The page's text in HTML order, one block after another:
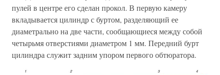
пулей в центре его сделан прокол. В первую камеру
вкладывается цилиндр с буртом, разделяющий ее
диаметрально на две части, сообщающиеся между собой
четырьмя отверстиями диаметром 1 мм. Передний бурт
цилиндра служит задним упором первого обтюратора.